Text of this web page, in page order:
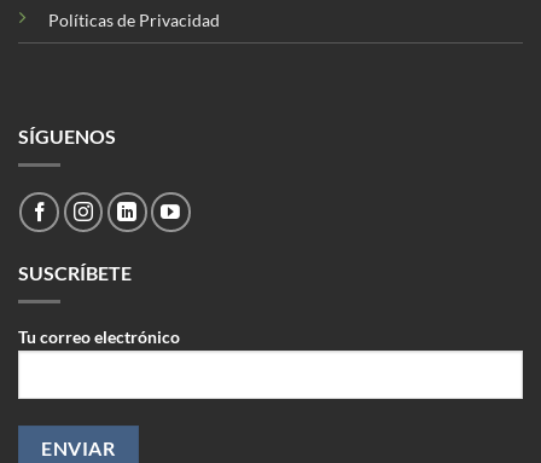
Políticas de Privacidad
SÍGUENOS
SUSCRÍBETE
Tu correo electrónico